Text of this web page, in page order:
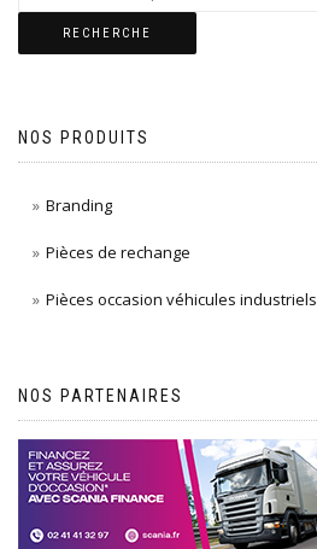
RECHERCHE
NOS PRODUITS
Branding
Pièces de rechange
Pièces occasion véhicules industriels
NOS PARTENAIRES